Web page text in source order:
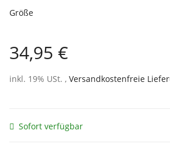
Größe
34,95 €
inkl. 19% USt. , Versandkostenfreie
Sofort verfügbar